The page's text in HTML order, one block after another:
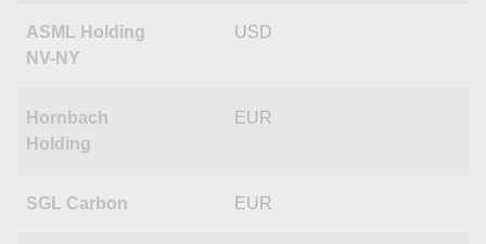
ASML Holding
NV-NY
USD
Hornbach
Holding
EUR
SGL Carbon EUR